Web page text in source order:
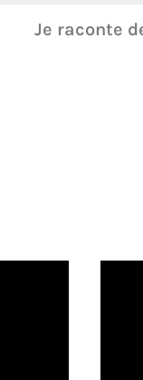
Je raconte